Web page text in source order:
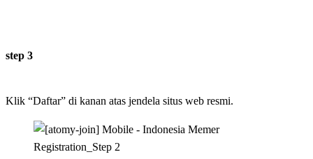
step 3
Klik “Daftar” di kanan atas jendela situs web resmi.